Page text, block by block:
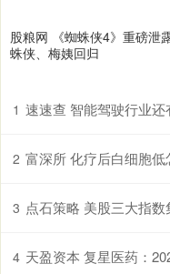
股粮网 《蜘蛛侠4》重磅泄
蛛侠、梅姨回归
1 速速查 智能驾驶行业还
2 富深所 化疗后白细胞
3 点石策略 美股三大指数集体
4 天盈资本 复星医药：